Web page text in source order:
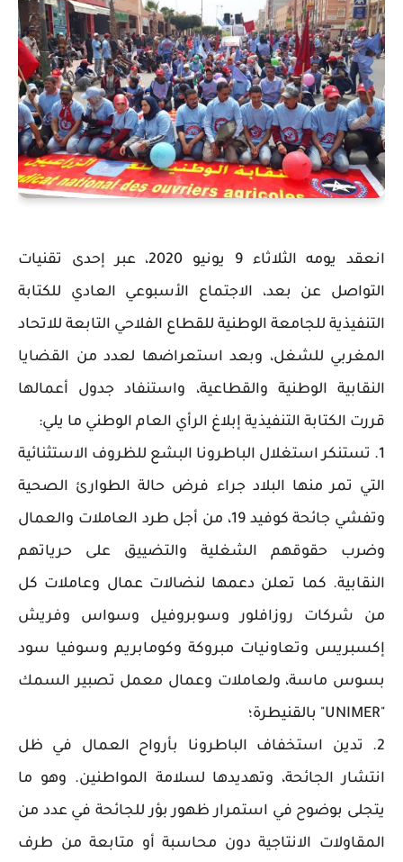
انعقد يومه الثلاثاء 9 يونيو 2020، عبر إحدى تقنيات
التواصل عن بعد، الاجتماع الأسبوعي العادي للكتابة
التنفيذية للجامعة الوطنية للقطاع الفلاحي التابعة للاتحاد
المغربي للشغل، وبعد استعراضها لعدد من القضايا
النقابية الوطنية والقطاعية، واستنفاد جدول أعمالها
قررت الكتابة التنفيذية إبلاغ الرأي العام الوطني ما يلي:
1. تستنكر استغلال الباطرونا البشع للظروف الاستثنائية
التي تمر منها البلاد جراء فرض حالة الطوارئ الصحية
وتفشي جائحة كوفيد 19، من أجل طرد العاملات والعمال
وضرب حقوقهم الشغلية والتضييق على حرياتهم
النقابية. كما تعلن دعمها لنضالات عمال وعاملات كل
من شركات روزافلور وسوبروفيل وسواس وفريش
إكسبريس وتعاونيات مبروكة وكومابريم وسوفيا سود
بسوس ماسة، ولعاملات وعمال معمل تصبير السمك
"UNIMER" بالقنيطرة؛
2. تدين استخفاف الباطرونا بأرواح العمال في ظل
انتشار الجائحة، وتهديدها لسلامة المواطنين. وهو ما
يتجلى بوضوح في استمرار ظهور بؤر للجائحة في عدد من
المقاولات الانتاجية دون محاسبة أو متابعة من طرف